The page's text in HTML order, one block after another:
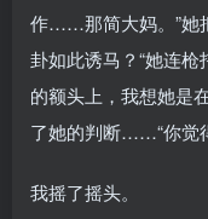
作……那简大妈。”她
卦如此诱马？“她连
的额头上，我想她是
了她的判断……“你觉
我摇了摇头。